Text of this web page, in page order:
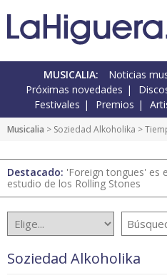
MUSICALIA: Noticias
Próximas novedades
Festivales
Premios
Musicalia > Soziedad Alkoholika >
Destacado: 'Foreign tongues' es
estudio de los Rolling Stones
Soziedad Alkoholika